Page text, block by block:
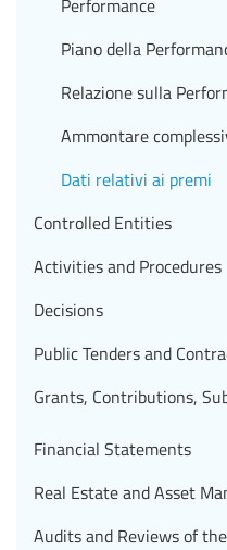
Performance
Piano della
Relazione sulla
Ammontare
Dati relativi ai premi
Controlled Entities
Activities and Procedures
Decisions
Public Tenders and
Grants, Contributions,
Financial Statements
Real Estate and Asset
Audits and Reviews of